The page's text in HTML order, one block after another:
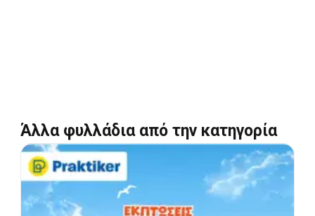
Άλλα φυλλάδια από την κατηγορία